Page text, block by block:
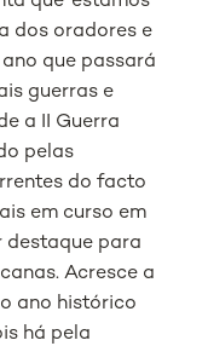
dos oradores e
que passará
guerras e
a II Guerra
pelas
do facto
em curso em
destaque para
Acresce a
ano histórico
há pela